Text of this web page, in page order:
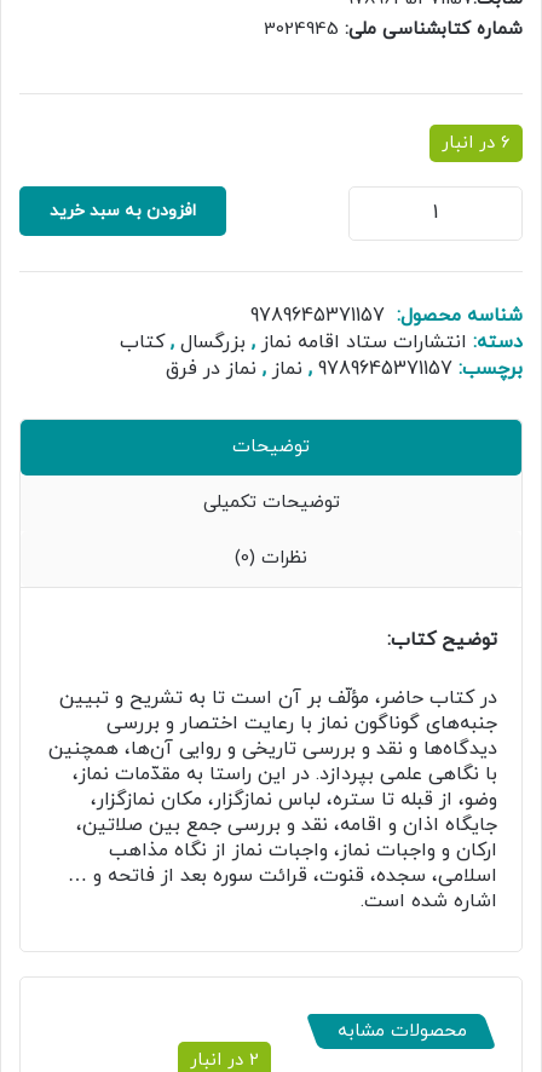
شماره کتابشناسی ملی:
6 در انبار
نماز
فرق
عدد
افزودن به سبد خرید
شناسه محصول: 9789645371157
دسته: انتشارات ستاد اقامه نماز , بزرگسال ,کتاب
برچسب: 9789645371157
, نماز , نماز در فرق
توضیحات
توضیحات تکمیلی
نظرات (0)
توضیح کتاب:
در کتاب حاضر، مؤلّف بر آن است تا به تشریح و تبیین
جنبه‌های گوناگون نماز با رعایت اختصار و بررسی
دیدگاه‌ها و نقد و بررسی تاریخی و روایی آن‌ها، همچنین
با نگاهی علمی بپردازد. در این راستا به مقدّمات نماز،
وضو، از قبله تا ستره، لباس نمازگزار، مکان نمازگزار،
جایگاه اذان و اقامه، نقد و بررسی جمع بین صلاتین،
ارکان و واجبات نماز، واجبات نماز از نگاه مذاهب
اسلامی، سجده، قنوت، قرائت سوره بعد از فاتحه و …
اشاره‌ شده است.
محصولات مشابه
2 در انبار